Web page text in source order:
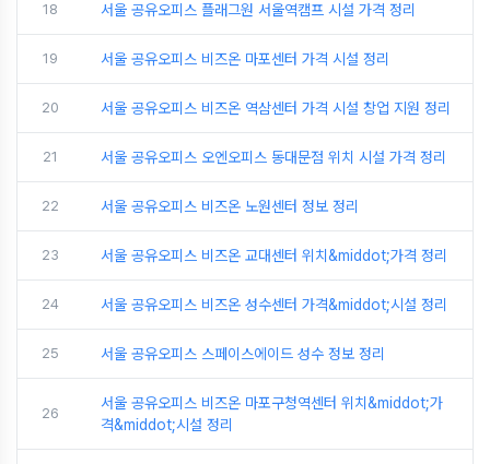
18 서울 공유오피스 플래그원 서울역캠프 시설 가격 정리
19 서울 공유오피스 비즈온 마포센터 가격 시설 정리
20 서울 공유오피스 비즈온 역삼센터 가격 시설 창업 지원 정리
21 서울 공유오피스 오엔오피스 동대문점 위치 시설 가격 정리
22 서울 공유오피스 비즈온 노원센터 정보 정리
23 서울 공유오피스 비즈온 교대센터 위치&middot;가격 정리
24 서울 공유오피스 비즈온 성수센터 가격&middot;시설 정리
25 서울 공유오피스 스페이스에이드 성수 정보 정리
26
서울 공유오피스 비즈온 마포구청역센터 위치&middot;가
격&middot;시설 정리